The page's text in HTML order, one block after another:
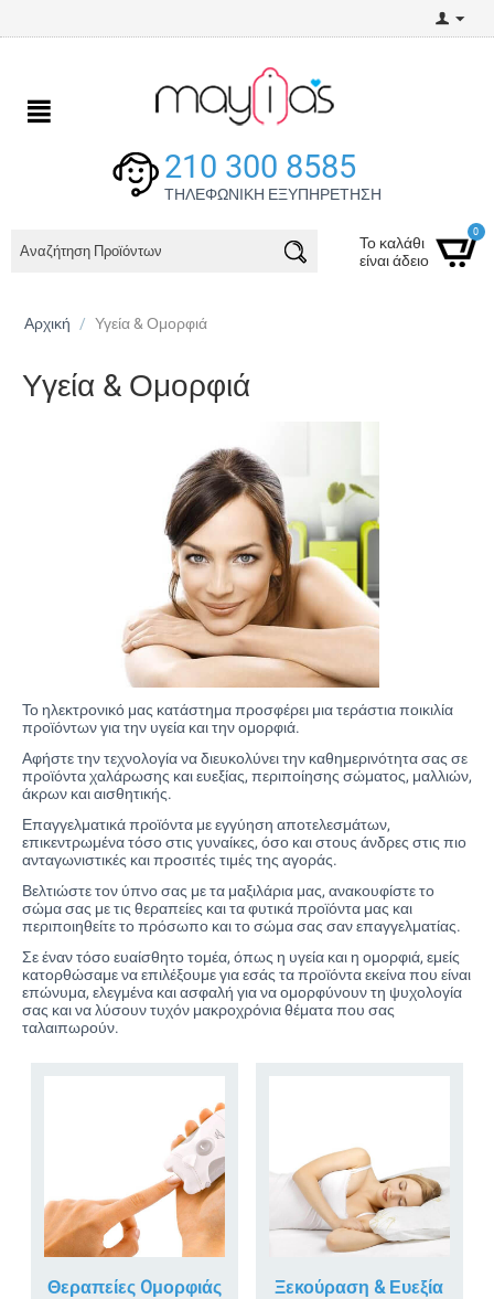
210 300 8585
ΤΗΛΕΦΩΝΙΚΗ ΕΞΥΠΗΡΕΤΗΣΗ
Το καλάθι
είναι άδειο
0
Αρχική / Υγεία & Ομορφιά
Υγεία & Ομορφιά
Το ηλεκτρονικό μας κατάστημα προσφέρει μια τεράστια ποικιλία
προϊόντων για την υγεία και την ομορφιά.
Αφήστε την τεχνολογία να διευκολύνει την καθημερινότητα σας σε
προϊόντα χαλάρωσης και ευεξίας, περιποίησης σώματος, μαλλιών,
άκρων και αισθητικής.
Επαγγελματικά προϊόντα με εγγύηση αποτελεσμάτων,
επικεντρωμένα τόσο στις γυναίκες, όσο και στους άνδρες στις πιο
ανταγωνιστικές και προσιτές τιμές της αγοράς.
Βελτιώστε τον ύπνο σας με τα μαξιλάρια μας, ανακουφίστε το
σώμα σας με τις θεραπείες και τα φυτικά προϊόντα μας και
περιποιηθείτε το πρόσωπο και το σώμα σας σαν επαγγελματίας.
Σε έναν τόσο ευαίσθητο τομέα, όπως η υγεία και η ομορφιά, εμείς
κατορθώσαμε να επιλέξουμε για εσάς τα προϊόντα εκείνα που είναι
επώνυμα, ελεγμένα και ασφαλή για να ομορφύνουν τη ψυχολογία
σας και να λύσουν τυχόν μακροχρόνια θέματα που σας
ταλαιπωρούν.
Θεραπείες Oμορφιάς Ξεκούραση & Ευεξία